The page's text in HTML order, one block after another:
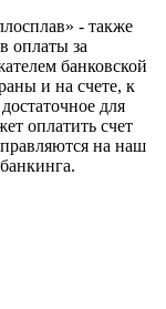
- также
оплаты за
банковской
и на счете, к
для
оплатить счет
на наш